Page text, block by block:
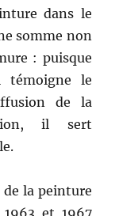
dans le
somme non
: puisque
témoigne le
de la
il sert
de la peinture
et 1967